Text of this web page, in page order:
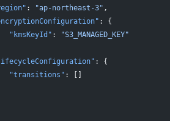
: "ap-northeast-3" ,
: {
"kmsKeyId"
:
"S3_MANAGED_KEY"
: {
"transitions"
: []